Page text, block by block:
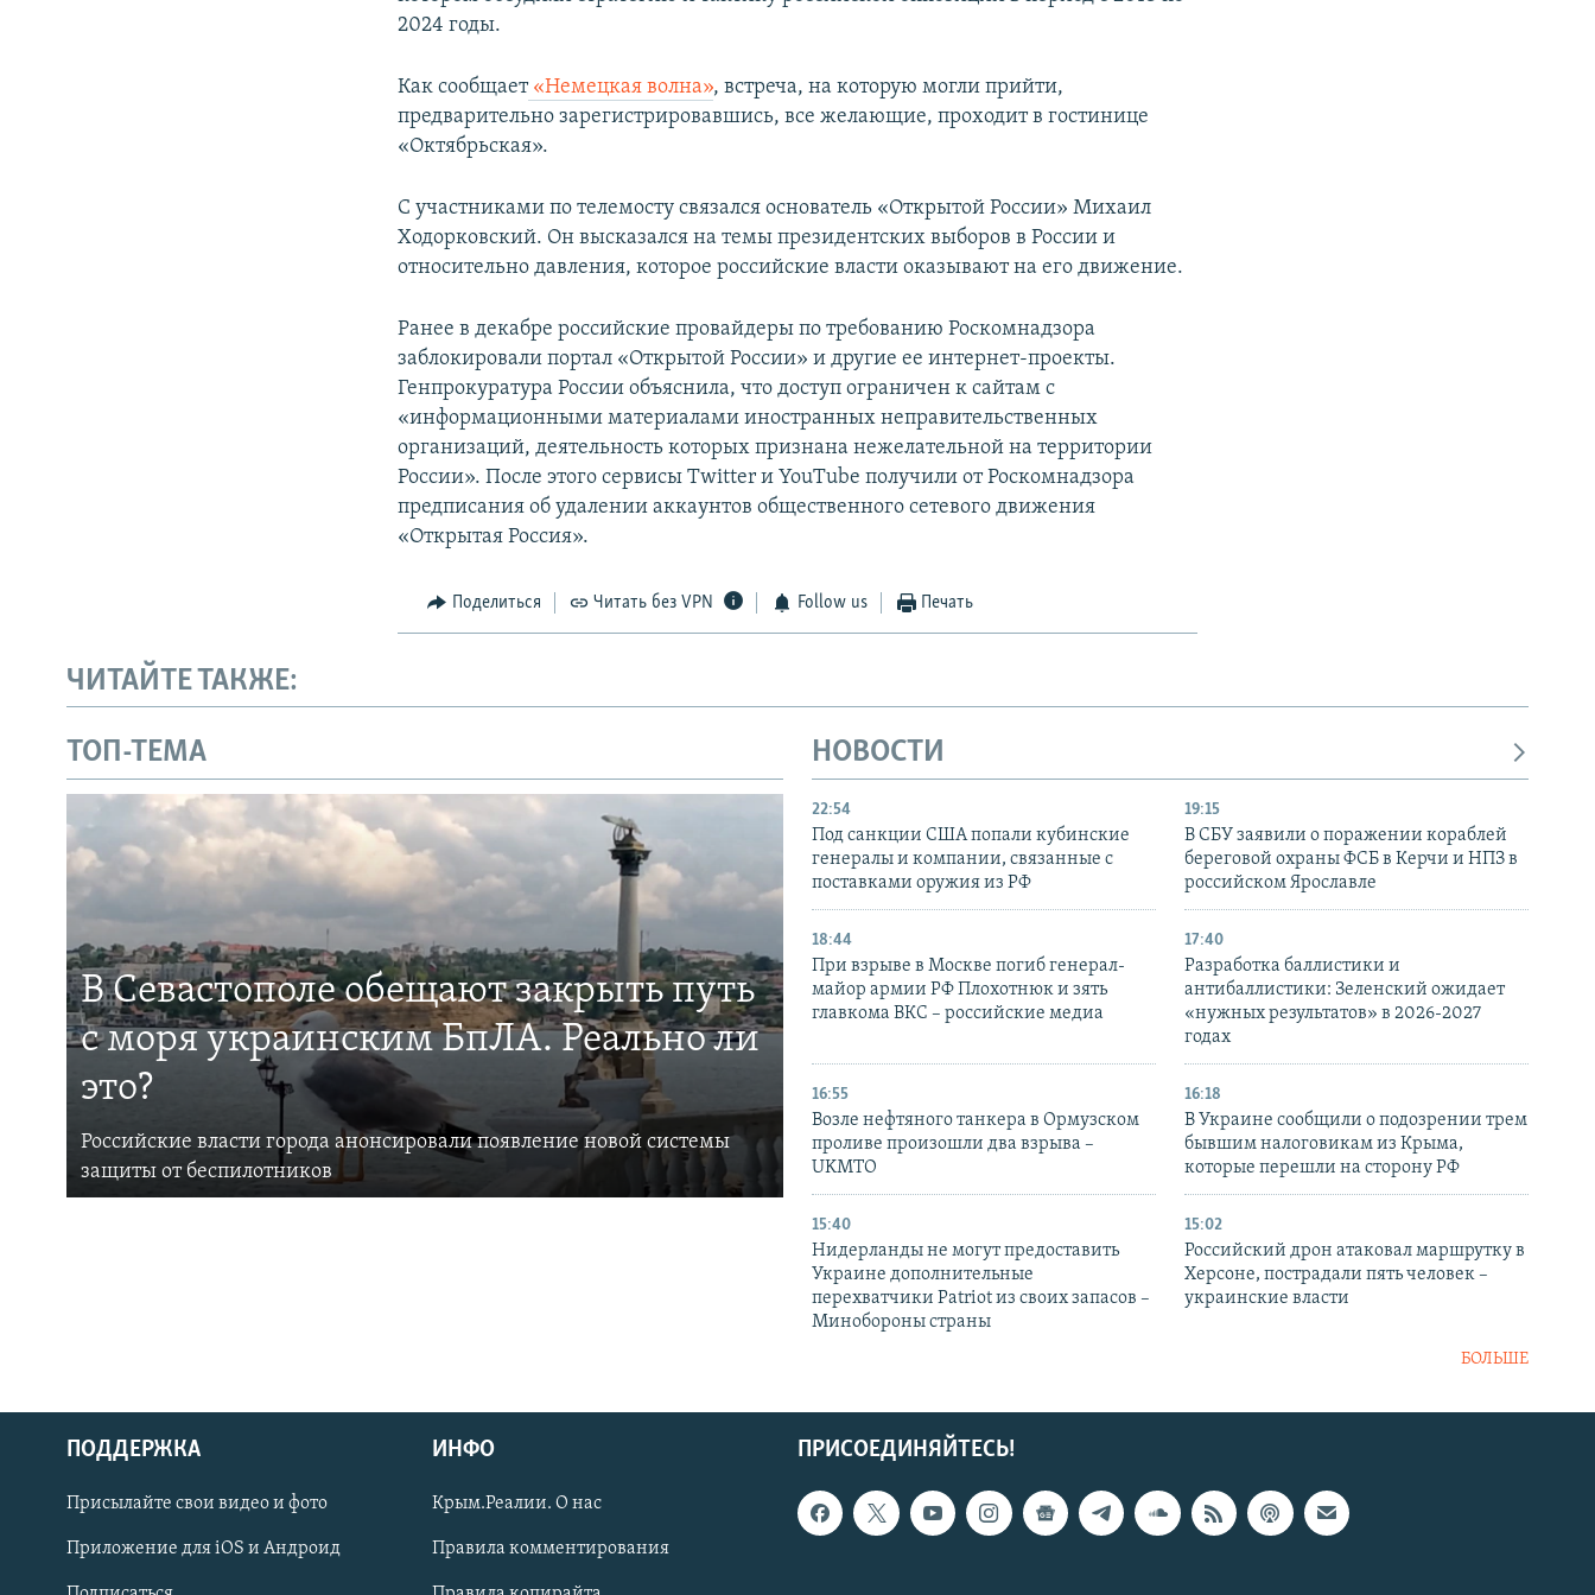
Українською
Qırımtatar
2024 годы.
Как сообщает«Немецкая волна», встреча, на которую могли прийти,
предварительно зарегистрировавшись, все желающие, проходит в гостинице
«Октябрьская».
С участниками по телемосту связался основатель «Открытой России» Михаил
Ходорковский. Он высказался на темы президентских выборов в России и
относительно давления, которое российские власти оказывают на его движение.
Ранее в декабре российские провайдеры по требованию Роскомнадзора
заблокировали портал «Открытой России» и другие ее интернет-проекты.
Генпрокуратура России объяснила, что доступ ограничен к сайтам с
«информационными материалами иностранных неправительственных
организаций, деятельность которых признана нежелательной на территории
России». После этого сервисы Twitter и YouTube получили от Роскомнадзора
предписания об удалении аккаунтов общественного сетевого движения
«Открытая Россия».
Поделиться Читать без VPN Follow us Печать
ЧИТАЙТЕ ТАКЖЕ:
ТОП-ТЕМА
В Севастополе обещают закрыть путь
с моря украинским БпЛА. Реально ли
это?
Российские власти города анонсировали появление новой системы
защиты от беспилотников
НОВОСТИ
22:54
Под санкции США попали кубинские
генералы и компании, связанные с
поставками оружия из РФ
19:15
В СБУ заявили о поражении кораблей
береговой охраны ФСБ в Керчи и НПЗ в
российском Ярославле
18:44
При взрыве в Москве погиб генерал-
майор армии РФ Плохотнюк и зять
главкома ВКС – российские медиа
17:40
Разработка баллистики и
антибаллистики: Зеленский ожидает
«нужных результатов» в 2026-2027
годах
16:55
Возле нефтяного танкера в Ормузском
проливе произошли два взрыва –
UKMTO
16:18
В Украине сообщили о подозрении трем
бывшим налоговикам из Крыма,
которые перешли на сторону РФ
15:40
Нидерланды не могут предоставить
Украине дополнительные
перехватчики Patriot из своих запасов –
Минобороны страны
15:02
Российский дрон атаковал маршрутку в
Херсоне, пострадали пять человек –
украинские власти
БОЛЬШЕ
ПРИСОЕДИНЯЙТЕСЬ!
ПОДДЕРЖКА
Присылайте свои видео и фото
Приложение для iOS и Андроид
ИНФО
Крым.Реалии. О нас
Правила комментирования